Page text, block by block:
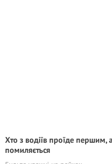
Хто з водіїв проїде першим,
помиляється